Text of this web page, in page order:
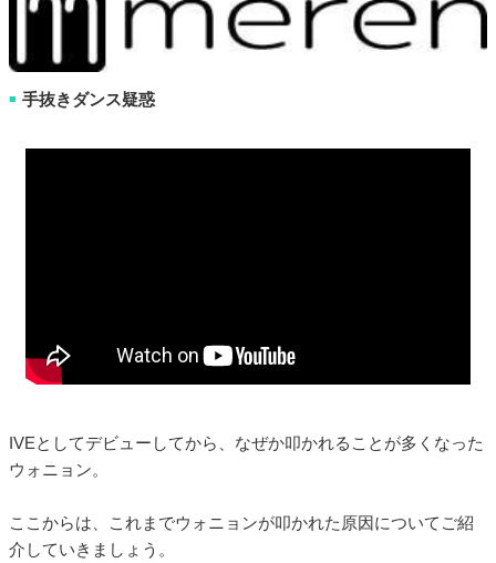
■ 手抜きダンス疑惑
IVEとしてデビューしてから、なぜか叩かれることが多くなった
ウォニョン。
ここからは、これまでウォニョンが叩かれた原因についてご紹
介していきましょう。